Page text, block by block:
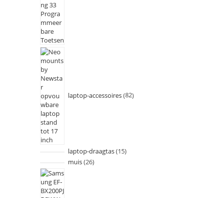
laptop-accessoires 82
laptop-draagtas 15
muis 26